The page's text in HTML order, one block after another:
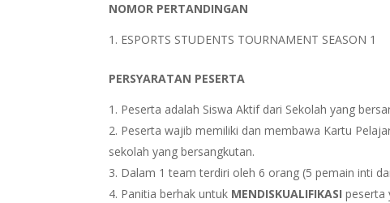
NOMOR PERTANDINGAN
ESPORTS STUDENTS TOURNAMENT SEASON 1
PERSYARATAN PESERTA
Peserta adalah Siswa Aktif dari Sekolah yang
Peserta wajib memiliki dan membawa Kartu
sekolah yang bersangkutan.
Dalam 1 team terdiri oleh 6 orang (5 pemain inti
Panitia berhak untuk MENDISKUALIFIKASIpeserta